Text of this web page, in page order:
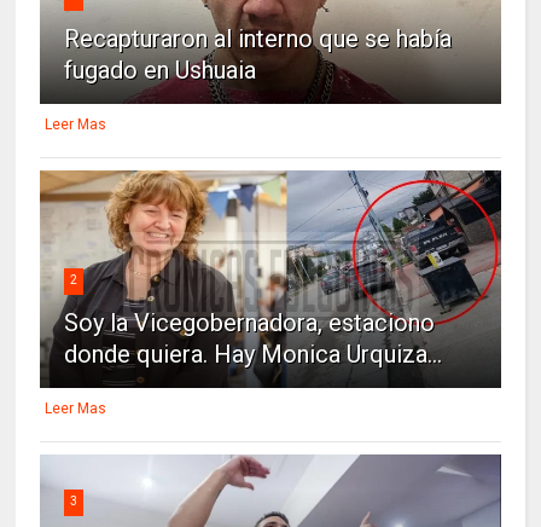
Recapturaron al interno que se había
fugado en Ushuaia
Leer Mas
2
Soy la Vicegobernadora, estaciono
donde quiera. Hay Monica Urquiza...
Leer Mas
3